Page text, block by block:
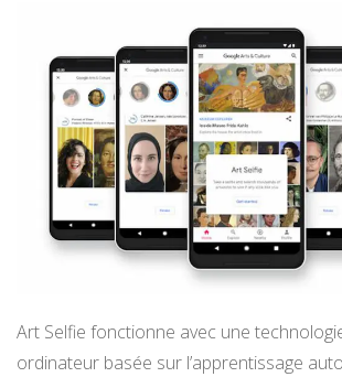
Art Selfie fonctionne avec une
ordinateur basée sur l’apprentissage